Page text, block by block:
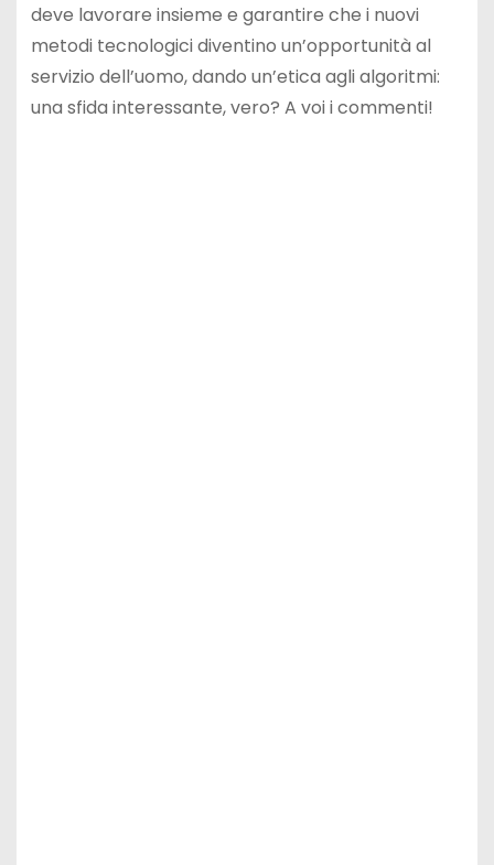
deve lavorare insieme e garantire che i nuovi
metodi tecnologici diventino un’opportunità al
servizio dell’uomo, dando un’etica agli algoritmi:
una sfida interessante, vero? A voi i commenti!